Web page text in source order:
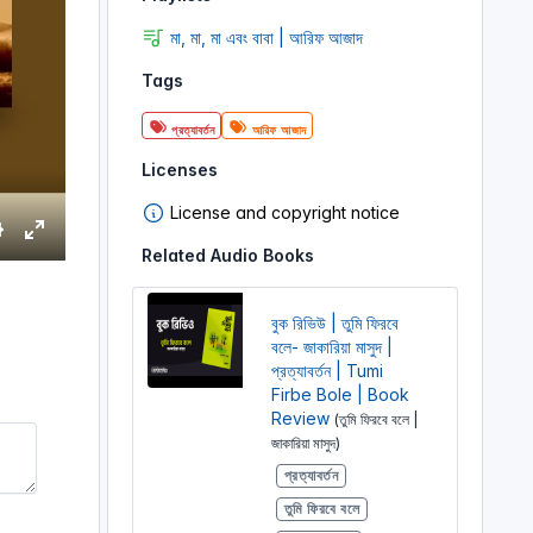
E
মা, মা, মা এবং বাবা | আরিফ আজাদ
Tags
প্রত্যাবর্তন আরিফ আজাদ
Licenses
License and copyright notice
Related Audio Books
বুক রিভিউ | তুমি ফিরবে
বলে- জাকারিয়া মাসুদ |
প্রত্যাবর্তন | Tumi
Firbe Bole | Book
Review (তুমি ফিরবে বলে |
জাকারিয়া মাসুদ)
প্রত্যাবর্তন
তুমি ফিরবে বলে